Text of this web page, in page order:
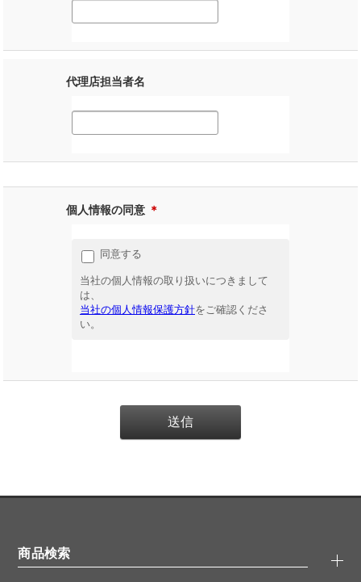
代理店担当者名
個人情報の同意 ＊
同意する
当社の個人情報の取り扱いにつきまして
は、
当社の個人情報保護方針をご確認くださ
い。
商品検索